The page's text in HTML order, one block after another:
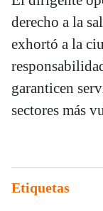
derecho a la
exhortó a la
garanticen
sectores más
Etiquetas